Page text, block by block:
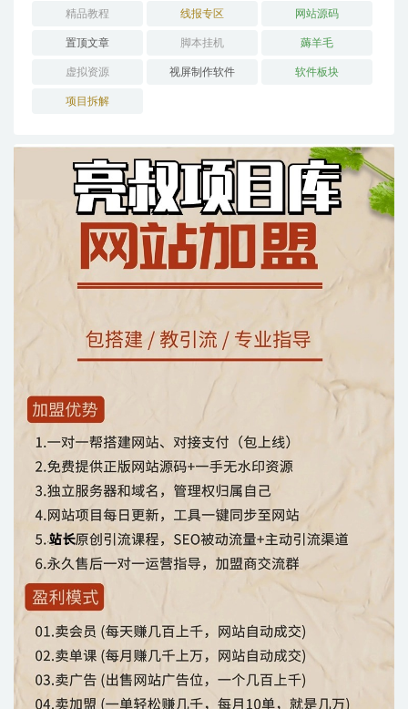
精品教程 线报专区 网站源码
置顶文章 脚本挂机 薅羊毛
虚拟资源 视屏制作软件 软件板块
项目拆解